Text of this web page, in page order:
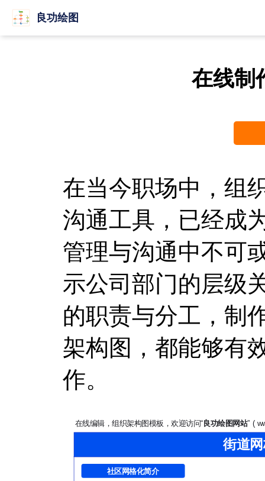
良功绘图
在线制
在当今职场中，组
沟通工具，已经成
管理与沟通中不可
示公司部门的层级
的职责与分工，制
架构图，都能够有
作。